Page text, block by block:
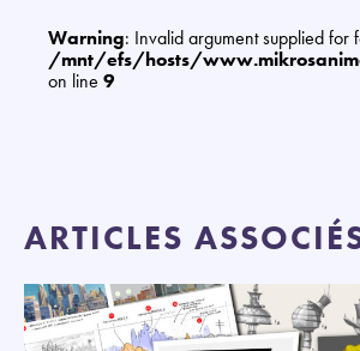
Warning: Invalid argument supplied for
/mnt/efs/hosts/
on line 9
ARTICLES